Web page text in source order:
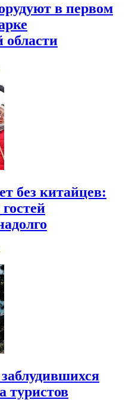
в первом
области
без китайцев:
туристов